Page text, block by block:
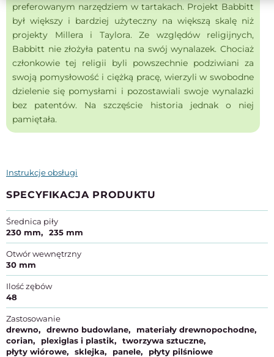
preferowanym narzędziem w tartakach. Projekt Babbitt
był większy i bardziej użyteczny na większą skalę niż
projekty Millera i Taylora. Ze względów religijnych,
Babbitt nie złożyła patentu na swój wynalazek. Chociaż
członkowie tej religii byli powszechnie podziwiani za
swoją pomysłowość i ciężką pracę, wierzyli w swobodne
dzielenie się pomysłami i pozostawiali swoje wynalazki
bez patentów. Na szczęście historia jednak o niej
pamiętała.
Instrukcje obsługi
SPECYFIKACJA PRODUKTU
Średnica piły
230 mm
235 mm
Otwór wewnętrzny
30 mm
Ilość zębów
48
Zastosowanie
drewno
drewno budowlane
materiały drewnopochodne
corian
plexiglas i plastik
tworzywa sztuczne
płyty wiórowe
sklejka panele płyty pilśniowe